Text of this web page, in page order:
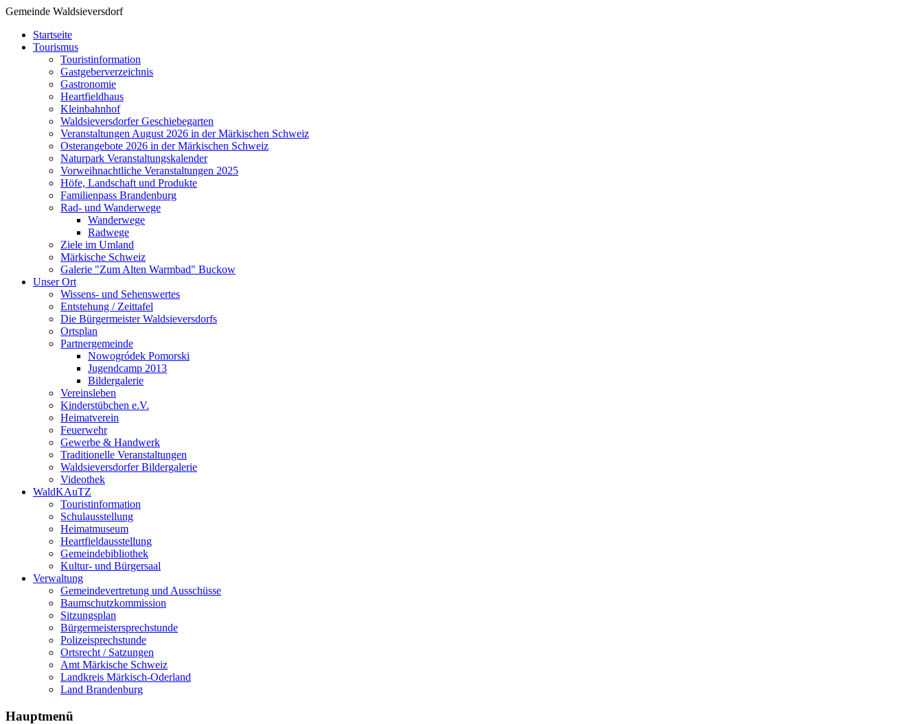
Gemeinde Waldsieversdorf
Startseite
Tourismus
Touristinformation
Gastgeberverzeichnis
Gastronomie
Heartfieldhaus
Kleinbahnhof
Waldsieversdorfer Geschiebegarten
Veranstaltungen August 2026 in der Märkischen Schweiz
Osterangebote 2026 in der Märkischen Schweiz
Naturpark Veranstaltungskalender
Vorweihnachtliche Veranstaltungen 2025
Höfe, Landschaft und Produkte
Familienpass Brandenburg
Rad- und Wanderwege
Wanderwege
Radwege
Ziele im Umland
Märkische Schweiz
Galerie "Zum Alten Warmbad" Buckow
Unser Ort
Wissens- und Sehenswertes
Entstehung / Zeittafel
Die Bürgermeister Waldsieversdorfs
Ortsplan
Partnergemeinde
Nowogródek Pomorski
Jugendcamp 2013
Bildergalerie
Vereinsleben
Kinderstübchen e.V.
Heimatverein
Feuerwehr
Gewerbe & Handwerk
Traditionelle Veranstaltungen
Waldsieversdorfer Bildergalerie
Videothek
WaldKAuTZ
Touristinformation
Schulausstellung
Heimatmuseum
Heartfieldausstellung
Gemeindebibliothek
Kultur- und Bürgersaal
Verwaltung
Gemeindevertretung und Ausschüsse
Baumschutzkommission
Sitzungsplan
Bürgermeistersprechstunde
Polizeisprechstunde
Ortsrecht / Satzungen
Amt Märkische Schweiz
Landkreis Märkisch-Oderland
Land Brandenburg
Hauptmenü